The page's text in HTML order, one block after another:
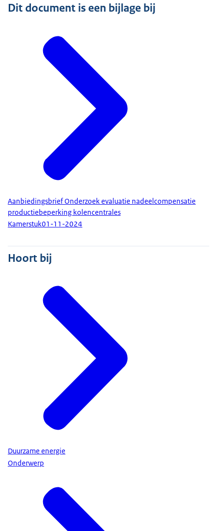
Dit document is een bijlage bij
Aanbiedingsbrief Onderzoek evaluatie nadeelcompensatie
productiebeperking kolencentrales
Kamerstuk01-11-2024
Hoort bij
Duurzame energie
Onderwerp